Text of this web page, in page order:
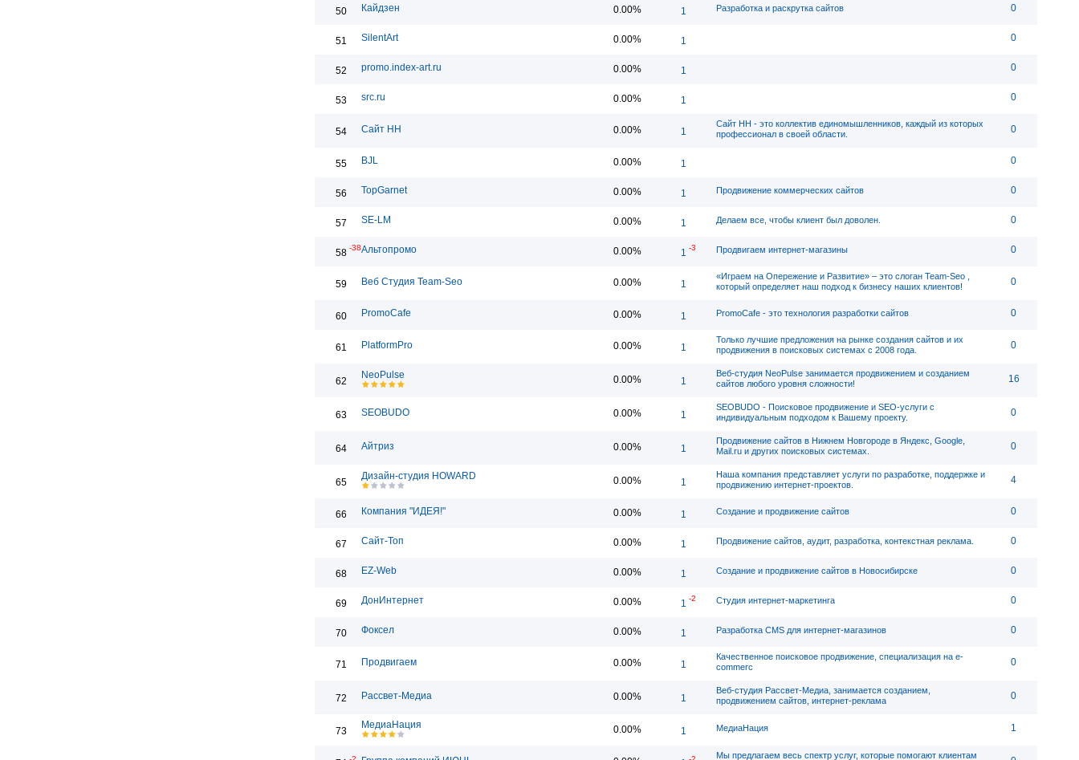
50 Кайдзен 0.00% 1 Разработка и раскрутка сайтов 0
51 SilentArt 0.00% 1 0
52 promo.index-art.ru 0.00% 1 0
53 src.ru 0.00% 1 0
54 Сайт НН 0.00% 1
Сайт НН - это коллектив единомышленников, каждый из которых
профессионал в своей области.
0
55 BJL 0.00% 1 0
56 TopGarnet 0.00% 1 Продвижение коммерческих сайтов 0
57 SE-LM 0.00% 1 Делаем все, чтобы клиент был доволен. 0
58 -38Альтопромо 0.00% 1 -3 Продвигаем интернет-магазины 0
59 Веб Студия Team-Seo 0.00% 1
«Играем на Опережение и Развитие» – это слоган Team-Seo ,
который определяет наш подход к бизнесу наших клиентов!
0
60 PromoCafe 0.00% 1 PromoCafe - это технология разработки сайтов 0
61 PlatformPro 0.00% 1
Только лучшие предложения на рынке создания сайтов и их
продвижения в поисковых системах с 2008 года.
0
62
NeoPulse 0.00% 1
Веб-студия NeoPulse занимается продвижением и созданием
сайтов любого уровня сложности!
16
63 SEOBUDO 0.00% 1
SEOBUDO - Поисковое продвижение и SEO-услуги с
индивидуальным подходом к Вашему проекту.
0
64 Айтриз 0.00% 1
Продвижение сайтов в Нижнем Новгороде в Яндекс, Google,
Mail.ru и других поисковых системах.
0
65
Дизайн-студия HOWARD 0.00% 1
Наша компания представляет услуги по разработке, поддержке и
продвижению интернет-проектов.
4
66 Компания "ИДЕЯ!" 0.00% 1 Создание и продвижение сайтов 0
67 Сайт-Топ 0.00% 1 Продвижение сайтов, аудит, разработка, контекстная реклама. 0
68 EZ-Web 0.00% 1 Создание и продвижение сайтов в Новосибирске 0
69 ДонИнтернет 0.00% 1 -2 Студия интернет-маркетинга 0
70 Фоксел 0.00% 1 Разработка CMS для интернет-магазинов 0
71 Продвигаем 0.00% 1
Качественное поисковое продвижение, специализация на e-
commerc
0
72 Рассвет-Медиа 0.00% 1
Веб-студия Рассвет-Медиа, занимается созданием,
продвижением сайтов, интернет-реклама
0
73
МедиаНация 0.00% 1 МедиаНация 1
Мы предлагаем весь спектр услуг, которые помогают клиентам